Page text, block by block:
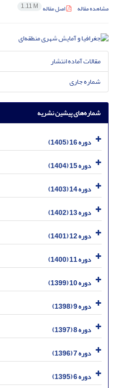
مشاهده مقاله اصل مقاله 1.11 M
مقالات آماده انتشار
شماره جاری
شماره‌های پیشین نشریه
دوره 16 (1405)
دوره 15 (1404)
دوره 14 (1403)
دوره 13 (1402)
دوره 12 (1401)
دوره 11 (1400)
دوره 10 (1399)
دوره 9 (1398)
دوره 8 (1397)
دوره 7 (1396)
دوره 6 (1395)